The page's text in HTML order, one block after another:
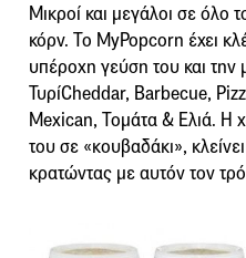
Μικροί και μεγάλοι σε όλο
κόρν. Το MyPopcorn έχει
υπέροχη γεύση του και την
ΤυρίCheddar, Barbecue,
Mexican, Τομάτα & Ελιά. Η
του σε «κουβαδάκι»,
κρατώντας με αυτόν τον